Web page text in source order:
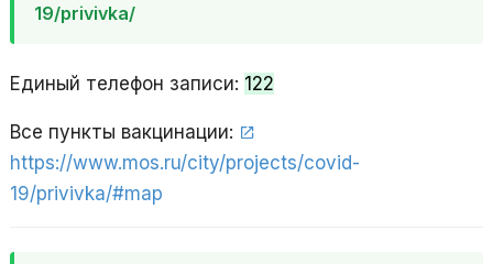
19/privivka/
Единый телефон записи: 122
Все пункты вакцинации:
https://www.mos.ru/city/projects/covid-
19/privivka/#map